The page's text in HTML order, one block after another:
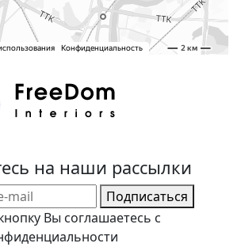
на наши рассылки
Подписаться
Вы соглашаетесь с